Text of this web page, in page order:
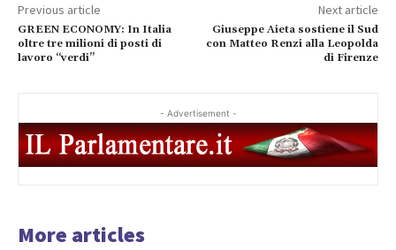
Previous article
GREEN ECONOMY: In Italia
oltre tre milioni di posti di
lavoro “verdi”
Next article
Giuseppe Aieta sostiene il Sud
con Matteo Renzi alla Leopolda
di Firenze
- Advertisement -
More articles